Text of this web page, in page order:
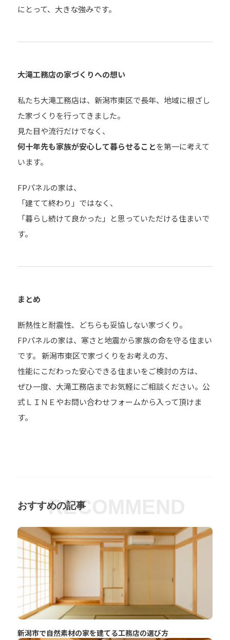
にとって、大きな強みです。
大滝工務店の家づくりへの想い
私たち大滝工務店は、新潟市東区で長年、地域に根ざし
た家づくりを行ってきました。
見た目や流行だけでなく、
何十年先も家族が安心して暮らせることを第一に考えて
います。
FPパネルの家は、
「建てて終わり」ではなく、
「暮らし続けて良かった」と思っていただける住まいで
す。
まとめ
断熱性と耐震性、どちらも妥協しない家づくり。
FPパネルの家は、寒さと地震から家族の命を守る住まい
です。 新潟市東区で家づくりをお考えの方、
性能にこだわった安心できる住まいをご検討の方は、
ぜひ一度、大滝工務店までお気軽にご相談ください。公
式ＬＩＮＥやお問い合わせフォームから入って頂けま
す。
おすすめの記事
RECOMMEND
新潟市で自然素材の家を建てる工務店の選び方